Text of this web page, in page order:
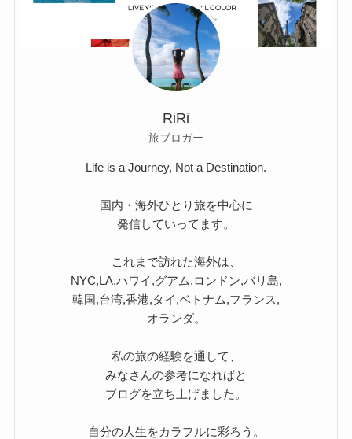
RiRi
旅ブロガー
Life is a Journey, Not a Destination.
国内・海外ひとり旅を中心に
発信していってます。
これまで訪れた海外は、
NYC,LA,ハワイ,グアム,ロンドン,バリ島,
韓国,台湾,香港,タイ,ベトナム,フランス,
オランダ。
私の旅の経験を通して、
みなさんの参考になればと
ブログを立ち上げました。
自分の人生をカラフルに彩ろう。